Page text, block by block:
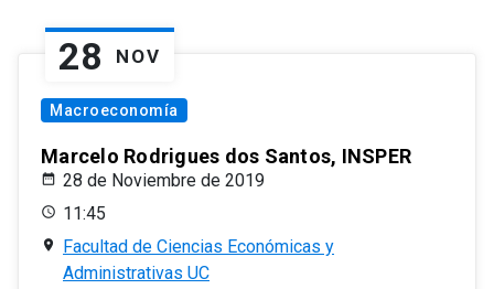
28 NOV
Macroeconomía
Marcelo Rodrigues dos Santos, INSPER
28 de Noviembre de 2019
11:45
Facultad de Ciencias Económicas y
Administrativas UC